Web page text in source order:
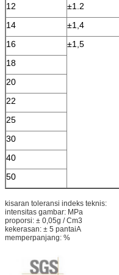
12
±1.2
14
±1,4
16
±1,5
18
20
22
25
30
40
50
kisaran toleransi indeks teknis:
intensitas gambar: MPa
proporsi: ± 0,05g / Cm3
kekerasan: ± 5 pantaiA
memperpanjang: %